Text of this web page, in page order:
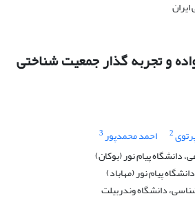
و تجربه گذار جمعیت شناختی
2 احمد محمدپور3
دانشگاه پیام نور (بوکان)
پیام نور (مهاباد)
دانشگاه وندربیلت